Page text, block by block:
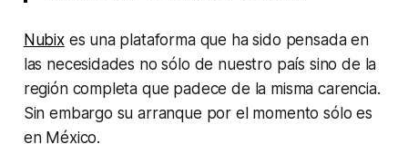
Nubixes una plataforma que ha sido pensada en
las necesidades no sólo de nuestro país sino de la
región completa que padece de la misma carencia.
Sin embargo su arranque por el momento sólo es
en México.